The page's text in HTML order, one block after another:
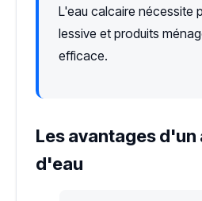
L'eau calcaire nécessite
lessive et produits
efficace.
Les avantages
d'eau